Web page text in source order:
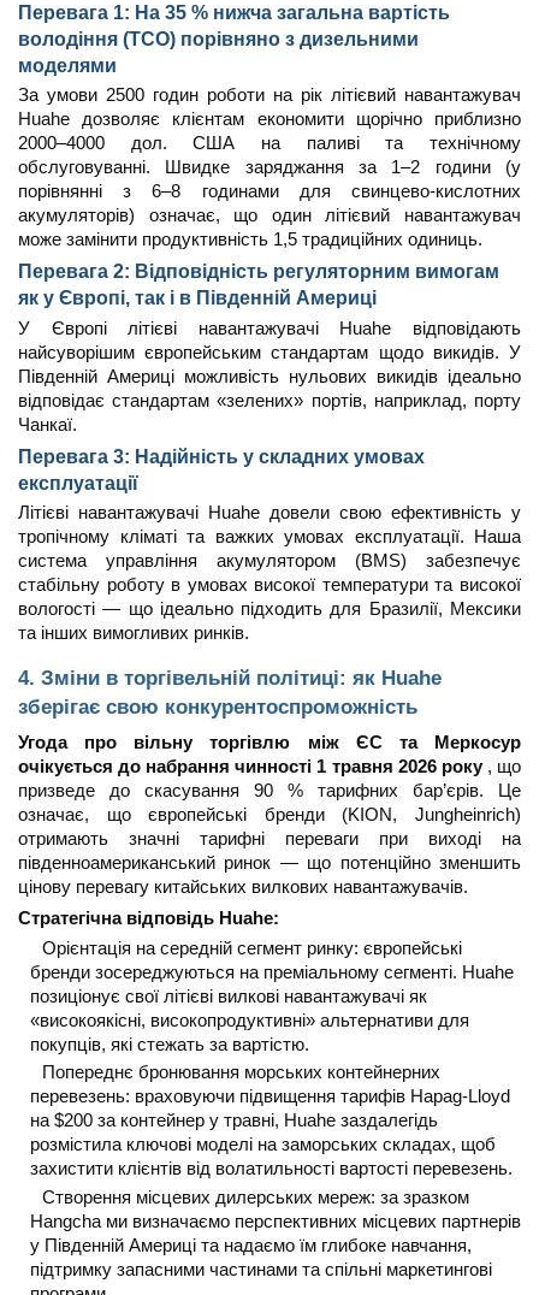
Перевага 1: На 35 % нижча загальна вартість
володіння (TCO) порівняно з дизельними
моделями
За умови 2500 годин роботи на рік літієвий навантажувач
Huahe дозволяє клієнтам економити щорічно приблизно
2000–4000 дол. США на паливі та технічному
обслуговуванні. Швидке заряджання за 1–2 години (у
порівнянні з 6–8 годинами для свинцево-кислотних
акумуляторів) означає, що один літієвий навантажувач
може замінити продуктивність 1,5 традиційних одиниць.
Перевага 2: Відповідність регуляторним вимогам
як у Європі, так і в Південній Америці
У Європі літієві навантажувачі Huahe відповідають
найсуворішим європейським стандартам щодо викидів. У
Південній Америці можливість нульових викидів ідеально
відповідає стандартам «зелених» портів, наприклад, порту
Чанкаї.
Перевага 3: Надійність у складних умовах
експлуатації
Літієві навантажувачі Huahe довели свою ефективність у
тропічному кліматі та важких умовах експлуатації. Наша
система управління акумулятором (BMS) забезпечує
стабільну роботу в умовах високої температури та високої
вологості — що ідеально підходить для Бразилії, Мексики
та інших вимогливих ринків.
4. Зміни в торгівельній політиці: як Huahe
зберігає свою конкурентоспроможність
Угода про вільну торгівлю між ЄС та Меркосур
очікується до набрання чинності 1 травня 2026 року , що
призведе до скасування 90 % тарифних бар’єрів. Це
означає, що європейські бренди (KION, Jungheinrich)
отримають значні тарифні переваги при виході на
південноамериканський ринок — що потенційно зменшить
цінову перевагу китайських вилкових навантажувачів.
Стратегічна відповідь Huahe:
Орієнтація на середній сегмент ринку: європейські
бренди зосереджуються на преміальному сегменті. Huahe
позиціонує свої літієві вилкові навантажувачі як
«високоякісні, високопродуктивні» альтернативи для
покупців, які стежать за вартістю.
Попереднє бронювання морських контейнерних
перевезень: враховуючи підвищення тарифів Hapag-Lloyd
на $200 за контейнер у травні, Huahe заздалегідь
розмістила ключові моделі на заморських складах, щоб
захистити клієнтів від волатильності вартості перевезень.
Створення місцевих дилерських мереж: за зразком
Hangcha ми визначаємо перспективних місцевих партнерів
у Південній Америці та надаємо їм глибоке навчання,
підтримку запасними частинами та спільні маркетингові